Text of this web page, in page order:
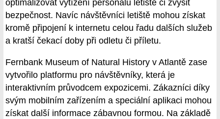
optimalizovat vytížení personálu letiště či zvýšit
bezpečnost. Navíc návštěvníci letiště mohou získat
kromě připojení k internetu celou řadu dalších služeb
a kratší čekací doby při odletu či příletu.
Fernbank Museum of Natural History v Atlantě zase
vytvořilo platformu pro návštěvníky, která je
interaktivním průvodcem expozicemi. Zákazníci díky
svým mobilním zařízením a speciální aplikaci mohou
získat další informace zábavnou formou. Na základě